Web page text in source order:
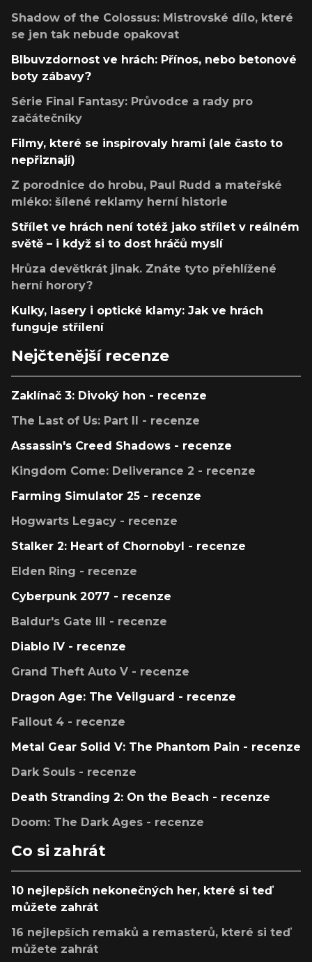
Shadow of the Colossus: Mistrovské dílo, které
se jen tak nebude opakovat
Blbuvzdornost ve hrách: Přínos, nebo betonové
boty zábavy?
Série Final Fantasy: Průvodce a rady pro
začátečníky
Filmy, které se inspirovaly hrami (ale často to
nepřiznají)
Z porodnice do hrobu, Paul Rudd a mateřské
mléko: šílené reklamy herní historie
Střílet ve hrách není totéž jako střílet v reálném
světě – i když si to dost hráčů myslí
Hrůza devětkrát jinak. Znáte tyto přehlížené
herní horory?
Kulky, lasery i optické klamy: Jak ve hrách
funguje střílení
Nejčtenější recenze
Zaklínač 3: Divoký hon - recenze
The Last of Us: Part II - recenze
Assassin's Creed Shadows - recenze
Kingdom Come: Deliverance 2 - recenze
Farming Simulator 25 - recenze
Hogwarts Legacy - recenze
Stalker 2: Heart of Chornobyl - recenze
Elden Ring - recenze
Cyberpunk 2077 - recenze
Baldur's Gate III - recenze
Diablo IV - recenze
Grand Theft Auto V - recenze
Dragon Age: The Veilguard - recenze
Fallout 4 - recenze
Metal Gear Solid V: The Phantom Pain - recenze
Dark Souls - recenze
Death Stranding 2: On the Beach - recenze
Doom: The Dark Ages - recenze
Co si zahrát
10 nejlepších nekonečných her, které si teď
můžete zahrát
16 nejlepších remaků a remasterů, které si teď
můžete zahrát